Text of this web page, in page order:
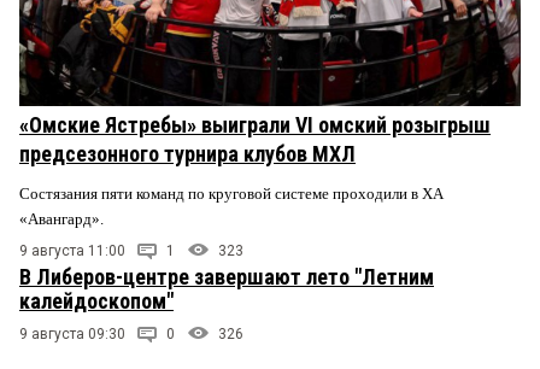
«Омские Ястребы» выиграли VI омский розыгрыш
предсезонного турнира клубов МХЛ
Состязания пяти команд по круговой системе проходили в ХА
«Авангард».
9 августа 11:00 1 323
В Либеров-центре завершают лето "Летним
калейдоскопом"
9 августа 09:30 0 326